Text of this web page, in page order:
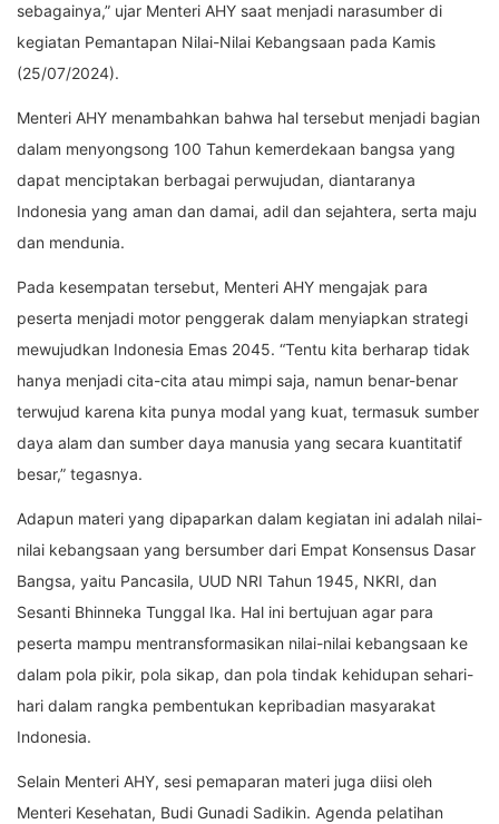
sebagainya,” ujar Menteri AHY saat menjadi narasumber di
kegiatan Pemantapan Nilai-Nilai Kebangsaan pada Kamis
(25/07/2024).
Menteri AHY menambahkan bahwa hal tersebut menjadi bagian
dalam menyongsong 100 Tahun kemerdekaan bangsa yang
dapat menciptakan berbagai perwujudan, diantaranya
Indonesia yang aman dan damai, adil dan sejahtera, serta maju
dan mendunia.
Pada kesempatan tersebut, Menteri AHY mengajak para
peserta menjadi motor penggerak dalam menyiapkan strategi
mewujudkan Indonesia Emas 2045. “Tentu kita berharap tidak
hanya menjadi cita-cita atau mimpi saja, namun benar-benar
terwujud karena kita punya modal yang kuat, termasuk sumber
daya alam dan sumber daya manusia yang secara kuantitatif
besar,” tegasnya.
Adapun materi yang dipaparkan dalam kegiatan ini adalah nilai-
nilai kebangsaan yang bersumber dari Empat Konsensus Dasar
Bangsa, yaitu Pancasila, UUD NRI Tahun 1945, NKRI, dan
Sesanti Bhinneka Tunggal Ika. Hal ini bertujuan agar para
peserta mampu mentransformasikan nilai-nilai kebangsaan ke
dalam pola pikir, pola sikap, dan pola tindak kehidupan sehari-
hari dalam rangka pembentukan kepribadian masyarakat
Indonesia.
Selain Menteri AHY, sesi pemaparan materi juga diisi oleh
Menteri Kesehatan, Budi Gunadi Sadikin. Agenda pelatihan